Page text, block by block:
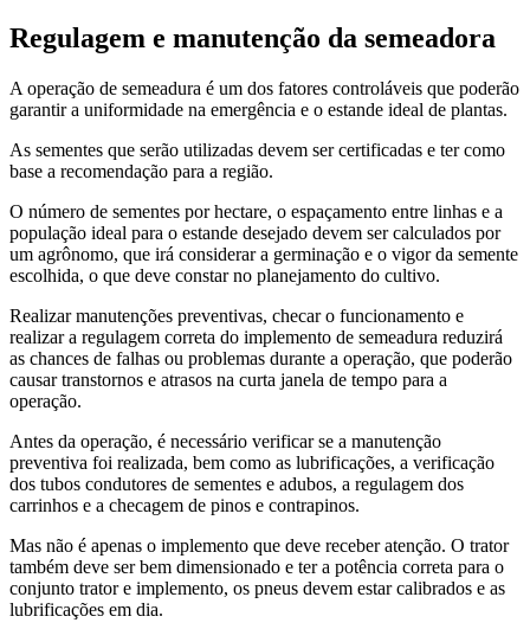
Regulagem e manutenção da semeadora
A operação de semeadura é um dos fatores controláveis que poderão
garantir a uniformidade na emergência e o estande ideal de plantas.
As sementes que serão utilizadas devem ser certificadas e ter como
base a recomendação para a região.
O número de sementes por hectare, o espaçamento entre linhas e a
população ideal para o estande desejado devem ser calculados por
um agrônomo, que irá considerar a germinação e o vigor da semente
escolhida, o que deve constar no planejamento do cultivo.
Realizar manutenções preventivas, checar o funcionamento e
realizar a regulagem correta do implemento de semeadura reduzirá
as chances de falhas ou problemas durante a operação, que poderão
causar transtornos e atrasos na curta janela de tempo para a
operação.
Antes da operação, é necessário verificar se a manutenção
preventiva foi realizada, bem como as lubrificações, a verificação
dos tubos condutores de sementes e adubos, a regulagem dos
carrinhos e a checagem de pinos e contrapinos.
Mas não é apenas o implemento que deve receber atenção. O trator
também deve ser bem dimensionado e ter a potência correta para o
conjunto trator e implemento, os pneus devem estar calibrados e as
lubrificações em dia.